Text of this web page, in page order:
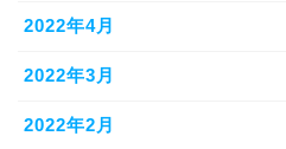
2022年4月
2022年3月
2022年2月